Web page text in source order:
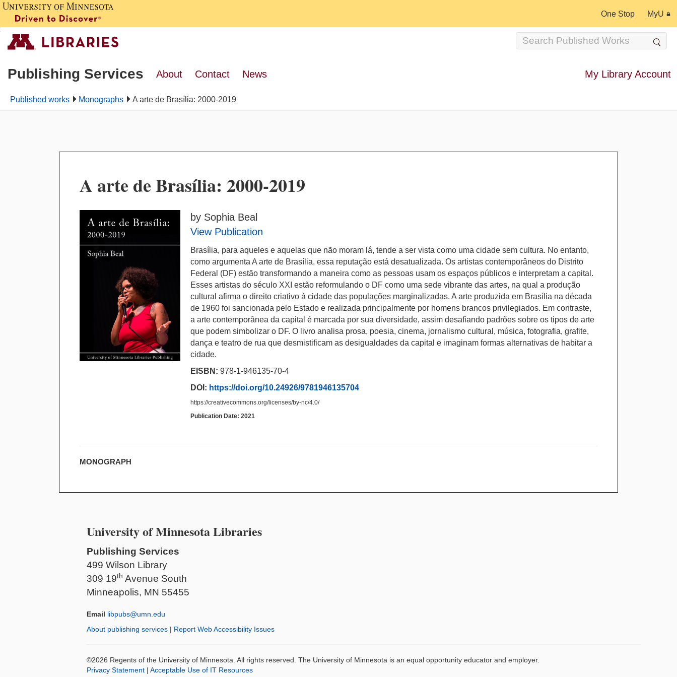
One Stop MyU
Publishing Services About Contact News My Library Account
Published works Monographs A arte de Brasília: 2000-2019
A arte de Brasília: 2000-2019
by Sophia Beal
View Publication
Brasília, para aqueles e aquelas que não moram lá, tende a ser vista como uma cidade sem cultura. No entanto,
como argumenta A arte de Brasília, essa reputação está desatualizada. Os artistas contemporâneos do Distrito
Federal (DF) estão transformando a maneira como as pessoas usam os espaços públicos e interpretam a capital.
Esses artistas do século XXI estão reformulando o DF como uma sede vibrante das artes, na qual a produção
cultural afirma o direito criativo à cidade das populações marginalizadas. A arte produzida em Brasília na década
de 1960 foi sancionada pelo Estado e realizada principalmente por homens brancos privilegiados. Em contraste,
a arte contemporânea da capital é marcada por sua diversidade, assim desafiando padrões sobre os tipos de arte
que podem simbolizar o DF. O livro analisa prosa, poesia, cinema, jornalismo cultural, música, fotografia, grafite,
dança e teatro de rua que desmistificam as desigualdades da capital e imaginam formas alternativas de habitar a
cidade.
EISBN: 978-1-946135-70-4
DOI: https://doi.org/10.24926/9781946135704
https://creativecommons.org/licenses/by-nc/4.0/
Publication Date: 2021
MONOGRAPH
University of Minnesota Libraries
Publishing Services
499 Wilson Library
309 19th Avenue South
Minneapolis, MN 55455
Email libpubs@umn.edu
About publishing services | Report Web Accessibility Issues
©2026 Regents of the University of Minnesota. All rights reserved. The University of Minnesota is an equal opportunity educator and employer.
Privacy Statement | Acceptable Use of IT Resources